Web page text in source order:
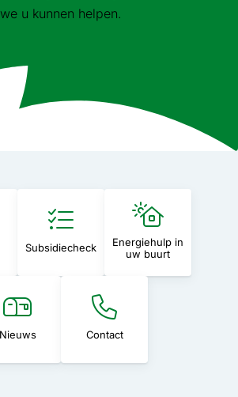
u kunnen helpen.
Subsidiecheck
Energiehulp in
uw buurt
Nieuws Contact